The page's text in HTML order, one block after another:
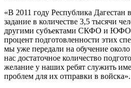
«В 2011 году Республика Дагестан
задание в количестве 3,5 тысячи
другими субъектами СКФО и ЮФО
процент подготовленности этих
мы уже передали на обучение
нас достаточное количество
желание у наших ребят служить
проблем для их отправки в войска».